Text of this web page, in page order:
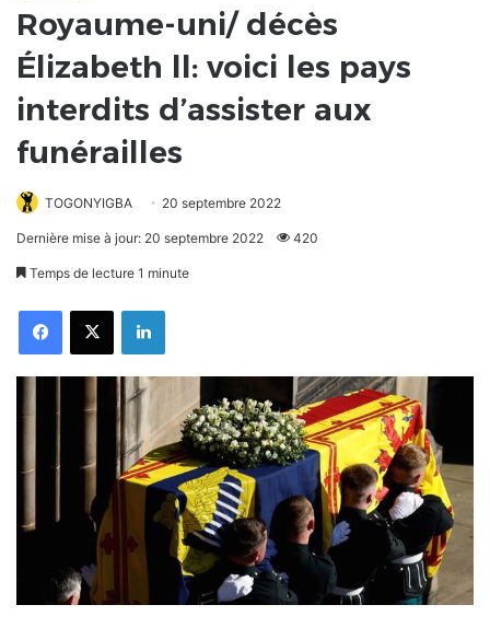
Royaume-uni/ décès
Élizabeth ll: voici les pays
interdits d’assister aux
funérailles
TOGONYIGBA 20 septembre 2022
Dernière mise à jour: 20 septembre 2022 420
Temps de lecture 1 minute
FacebookX Linkedin